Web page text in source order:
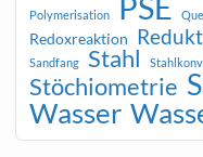
Polymerisation
Redoxreaktion
Sandfang Stahl
Stöchiometrie
Wasser